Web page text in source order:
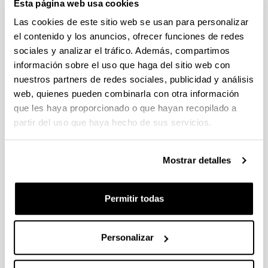
Esta página web usa cookies
Las cookies de este sitio web se usan para personalizar
el contenido y los anuncios, ofrecer funciones de redes
sociales y analizar el tráfico. Además, compartimos
información sobre el uso que haga del sitio web con
nuestros partners de redes sociales, publicidad y análisis
web, quienes pueden combinarla con otra información
que les haya proporcionado o que hayan recopilado a
partir del uso que haya hecho de sus servicios.
Mostrar detalles
Permitir todas
Personalizar
ESTUDIO PARA LA ELABORACIÓN
DE UN PLAN DE DESPLAZAMIENTOS
SOSTENIBLE Y SEGURO EN LA
UPV/EHU, COMO EXPERIENCIA
PILOTO PARA SU POSIBLE
EXTENSIÓN A OTROS CENTROS DE
TRABAJO
Personal investigador:
ELÍAS ORTEGA <br> <strong>Equipo investigador:
Bergantiños; Gorka Rodríguez; Itziar Gurrutxaga;
Amaia Lizarrralde; César Manzanos; Ainara Arnoso
desde 2009 hasta 2009
Entidad financiadora: